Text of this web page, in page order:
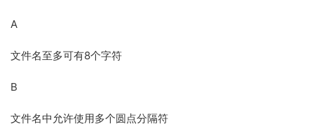
A
文件名至多可有8个字符
B
文件名中允许使用多个圆点分隔符